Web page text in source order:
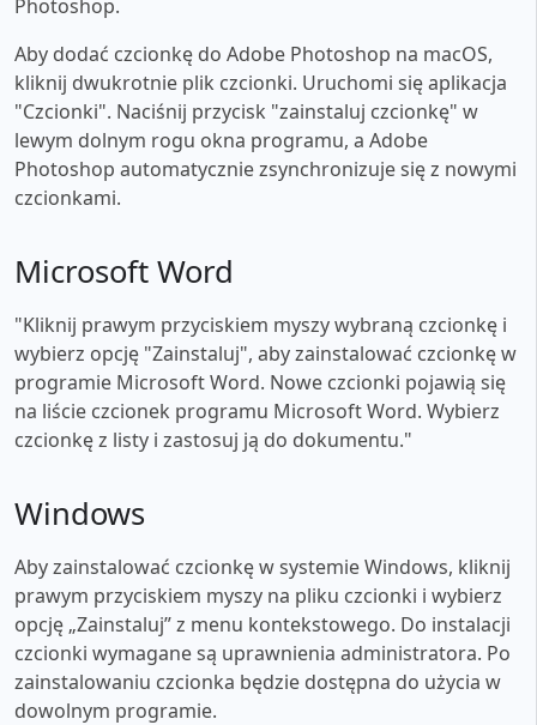
Photoshop.
Aby dodać czcionkę do Adobe Photoshop na macOS,
kliknij dwukrotnie plik czcionki. Uruchomi się aplikacja
"Czcionki". Naciśnij przycisk "zainstaluj czcionkę" w
lewym dolnym rogu okna programu, a Adobe
Photoshop automatycznie zsynchronizuje się z nowymi
czcionkami.
Microsoft Word
"Kliknij prawym przyciskiem myszy wybraną czcionkę i
wybierz opcję "Zainstaluj", aby zainstalować czcionkę w
programie Microsoft Word. Nowe czcionki pojawią się
na liście czcionek programu Microsoft Word. Wybierz
czcionkę z listy i zastosuj ją do dokumentu."
Windows
Aby zainstalować czcionkę w systemie Windows, kliknij
prawym przyciskiem myszy na pliku czcionki i wybierz
opcję „Zainstaluj” z menu kontekstowego. Do instalacji
czcionki wymagane są uprawnienia administratora. Po
zainstalowaniu czcionka będzie dostępna do użycia w
dowolnym programie.